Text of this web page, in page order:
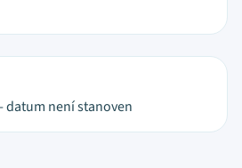
datum není stanoven